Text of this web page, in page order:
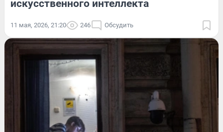
искусственного интеллекта
11 мая, 2026, 21:20 246 Обсудить